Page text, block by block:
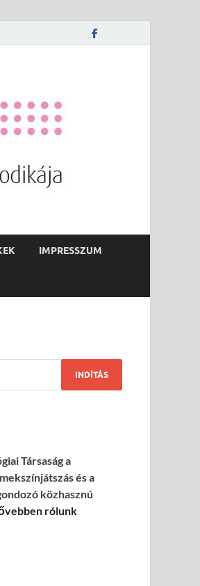
IMPRESSZUM
Társaság a
és a
közhasznú
rólunk